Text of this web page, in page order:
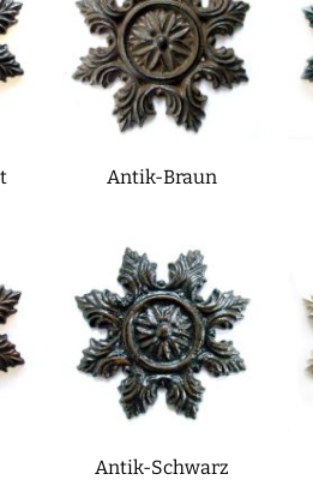
Antik-Braun
Antik-Schwarz